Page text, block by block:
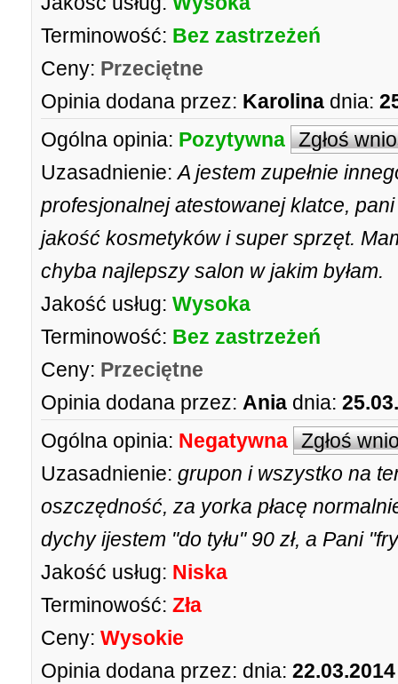
Terminowość: Bez zastrzeżeń
Ceny: Przeciętne
Opinia dodana przez: Karolina dnia:
Ogólna opinia: Pozytywna Zgłoś
Uzasadnienie: A jestem zupełnie
profesjonalnej atestowanej klatce,
jakość kosmetyków i super sprzęt.
chyba najlepszy salon w jakim byłam.
Jakość usług: Wysoka
Terminowość: Bez zastrzeżeń
Ceny: Przeciętne
Opinia dodana przez: Ania dnia:
Ogólna opinia: Negatywna Zgłoś
Uzasadnienie: grupon i wszystko na
oszczędność, za yorka płacę
dychy ijestem "do tyłu" 90 zł, a Pani
Jakość usług: Niska
Terminowość: Zła
Ceny: Wysokie
Opinia dodana przez: dnia: